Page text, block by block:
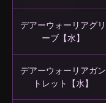
デアーウォーリアグリ
ーブ【水】
デアーウォーリアガン
トレット【水】